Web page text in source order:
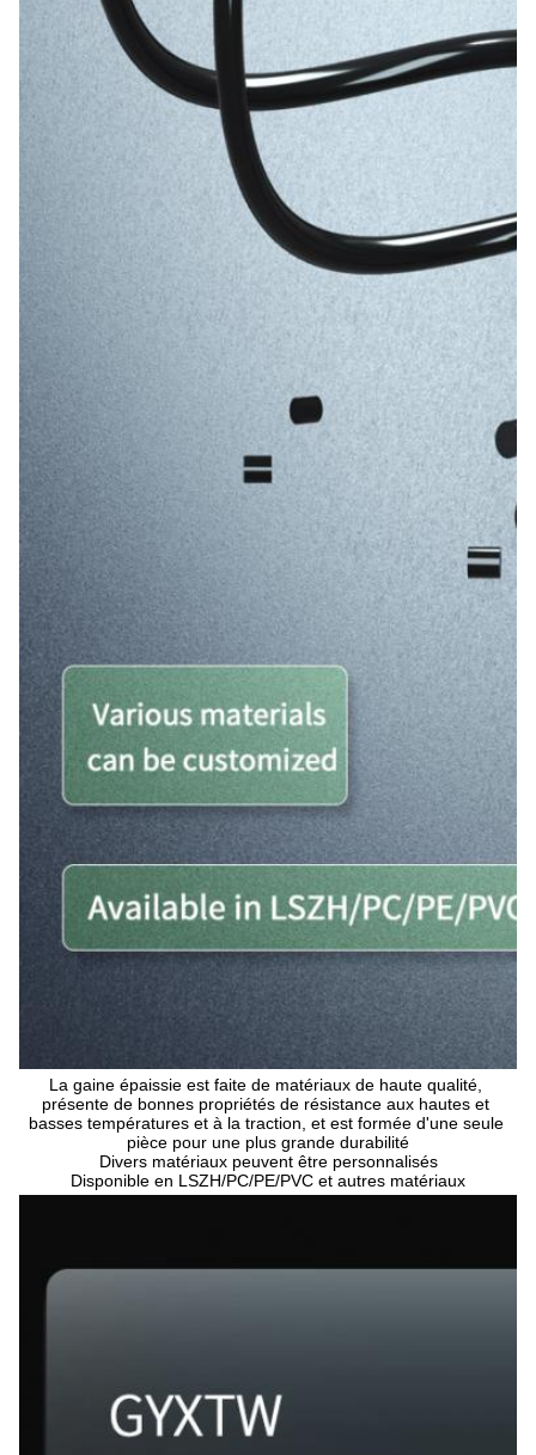
La gaine épaissie est faite de matériaux de haute qualité,
présente de bonnes propriétés de résistance aux hautes et
basses températures et à la traction, et est formée d'une seule
pièce pour une plus grande durabilité
Divers matériaux peuvent être personnalisés
Disponible en LSZH/PC/PE/PVC et autres matériaux